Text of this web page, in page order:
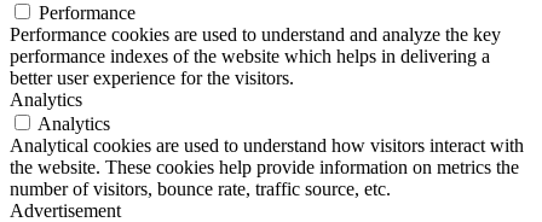
Performance
Performance cookies are used to understand and analyze the key
performance indexes of the website which helps in delivering a
better user experience for the visitors.
Analytics
Analytics
Analytical cookies are used to understand how visitors interact with
the website. These cookies help provide information on metrics the
number of visitors, bounce rate, traffic source, etc.
Advertisement